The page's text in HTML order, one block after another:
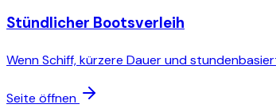
Stündlicher Bootsverleih
Wenn Schiff, kürzere Dauer und
Seite öffnen